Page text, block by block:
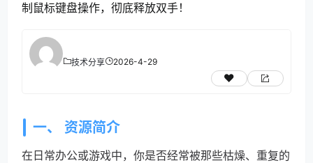
制鼠标键盘操作，彻底释放双手！
技术分享 2026-4-29
一、 资源简介
在日常办公或游戏中，你是否经常被那些枯燥、重复的